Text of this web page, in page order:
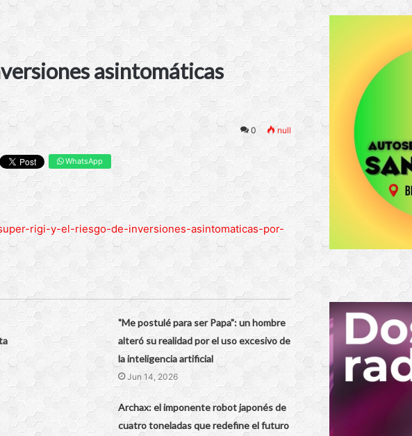
asintomáticas
0 null
WhatsApp
rigi-y-el-riesgo-de-inversiones-asintomaticas-por-
"Me postulé para ser Papa": un hombre
alteró su realidad por el uso excesivo de
la inteligencia artificial
Jun 14, 2026
Archax: el imponente robot japonés de
cuatro toneladas que redefine el futuro